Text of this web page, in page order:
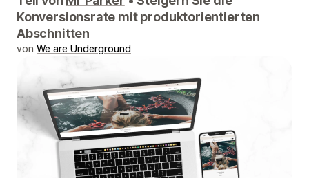
Konversionsrate mit produktorientierten
Abschnitten
von We are Underground